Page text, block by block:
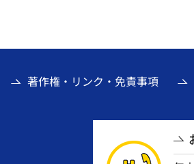
著作権・リンク・免責事項